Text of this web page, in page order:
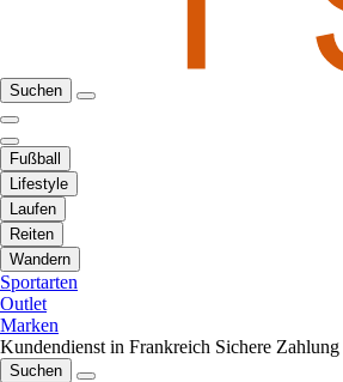
Suchen
Fußball
Lifestyle
Laufen
Reiten
Wandern
Sportarten
Outlet
Marken
Kundendienst in Frankreich Sichere Zahlung
Suchen